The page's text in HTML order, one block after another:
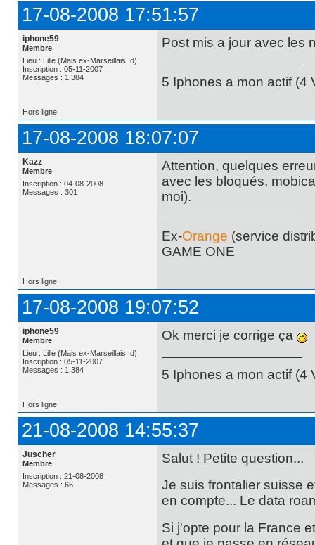
17-08-2008 17:51:57
iphone59
Membre
Lieu : Lille (Mais ex-Marseillais :d)
Inscription : 05-11-2007
Messages : 1 384
Post mis a jour avec les
5 Iphones a mon actif (4
Hors ligne
17-08-2008 18:07:07
Kazz
Membre
Inscription : 04-08-2008
Messages : 301
Attention, quelques
avec les bloqués,
moi).
Ex-Orange (service
GAME ONE
Hors ligne
17-08-2008 19:07:52
iphone59
Membre
Lieu : Lille (Mais ex-Marseillais :d)
Inscription : 05-11-2007
Messages : 1 384
Ok merci je corrige ça
5 Iphones a mon actif (4
Hors ligne
21-08-2008 14:55:37
Juscher
Membre
Inscription : 21-08-2008
Messages : 66
Salut ! Petite question...
Je suis frontalier suisse
en compte... Le data
Si j'opte pour la France